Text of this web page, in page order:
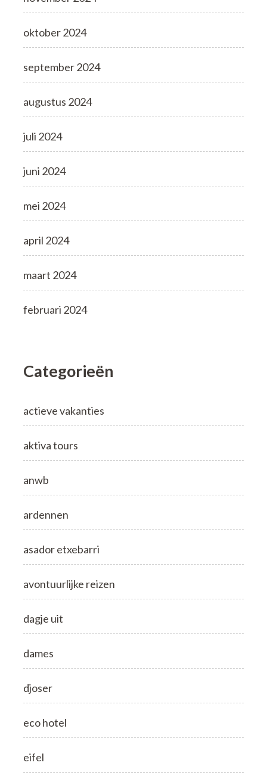
oktober 2024
september 2024
augustus 2024
juli 2024
juni 2024
mei 2024
april 2024
maart 2024
februari 2024
Categorieën
actieve vakanties
aktiva tours
anwb
ardennen
asador etxebarri
avontuurlijke reizen
dagje uit
dames
djoser
eco hotel
eifel